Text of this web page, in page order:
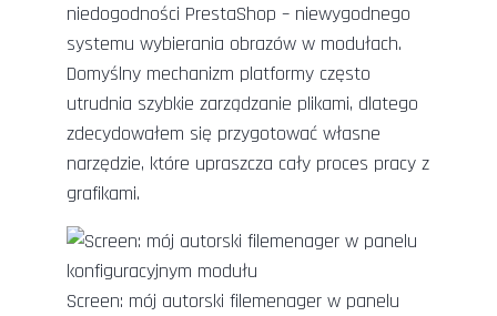
niedogodności PrestaShop – niewygodnego
systemu wybierania obrazów w modułach.
Domyślny mechanizm platformy często
utrudnia szybkie zarządzanie plikami, dlatego
zdecydowałem się przygotować własne
narzędzie, które upraszcza cały proces pracy z
grafikami.
Screen: mój autorski filemenager w panelu